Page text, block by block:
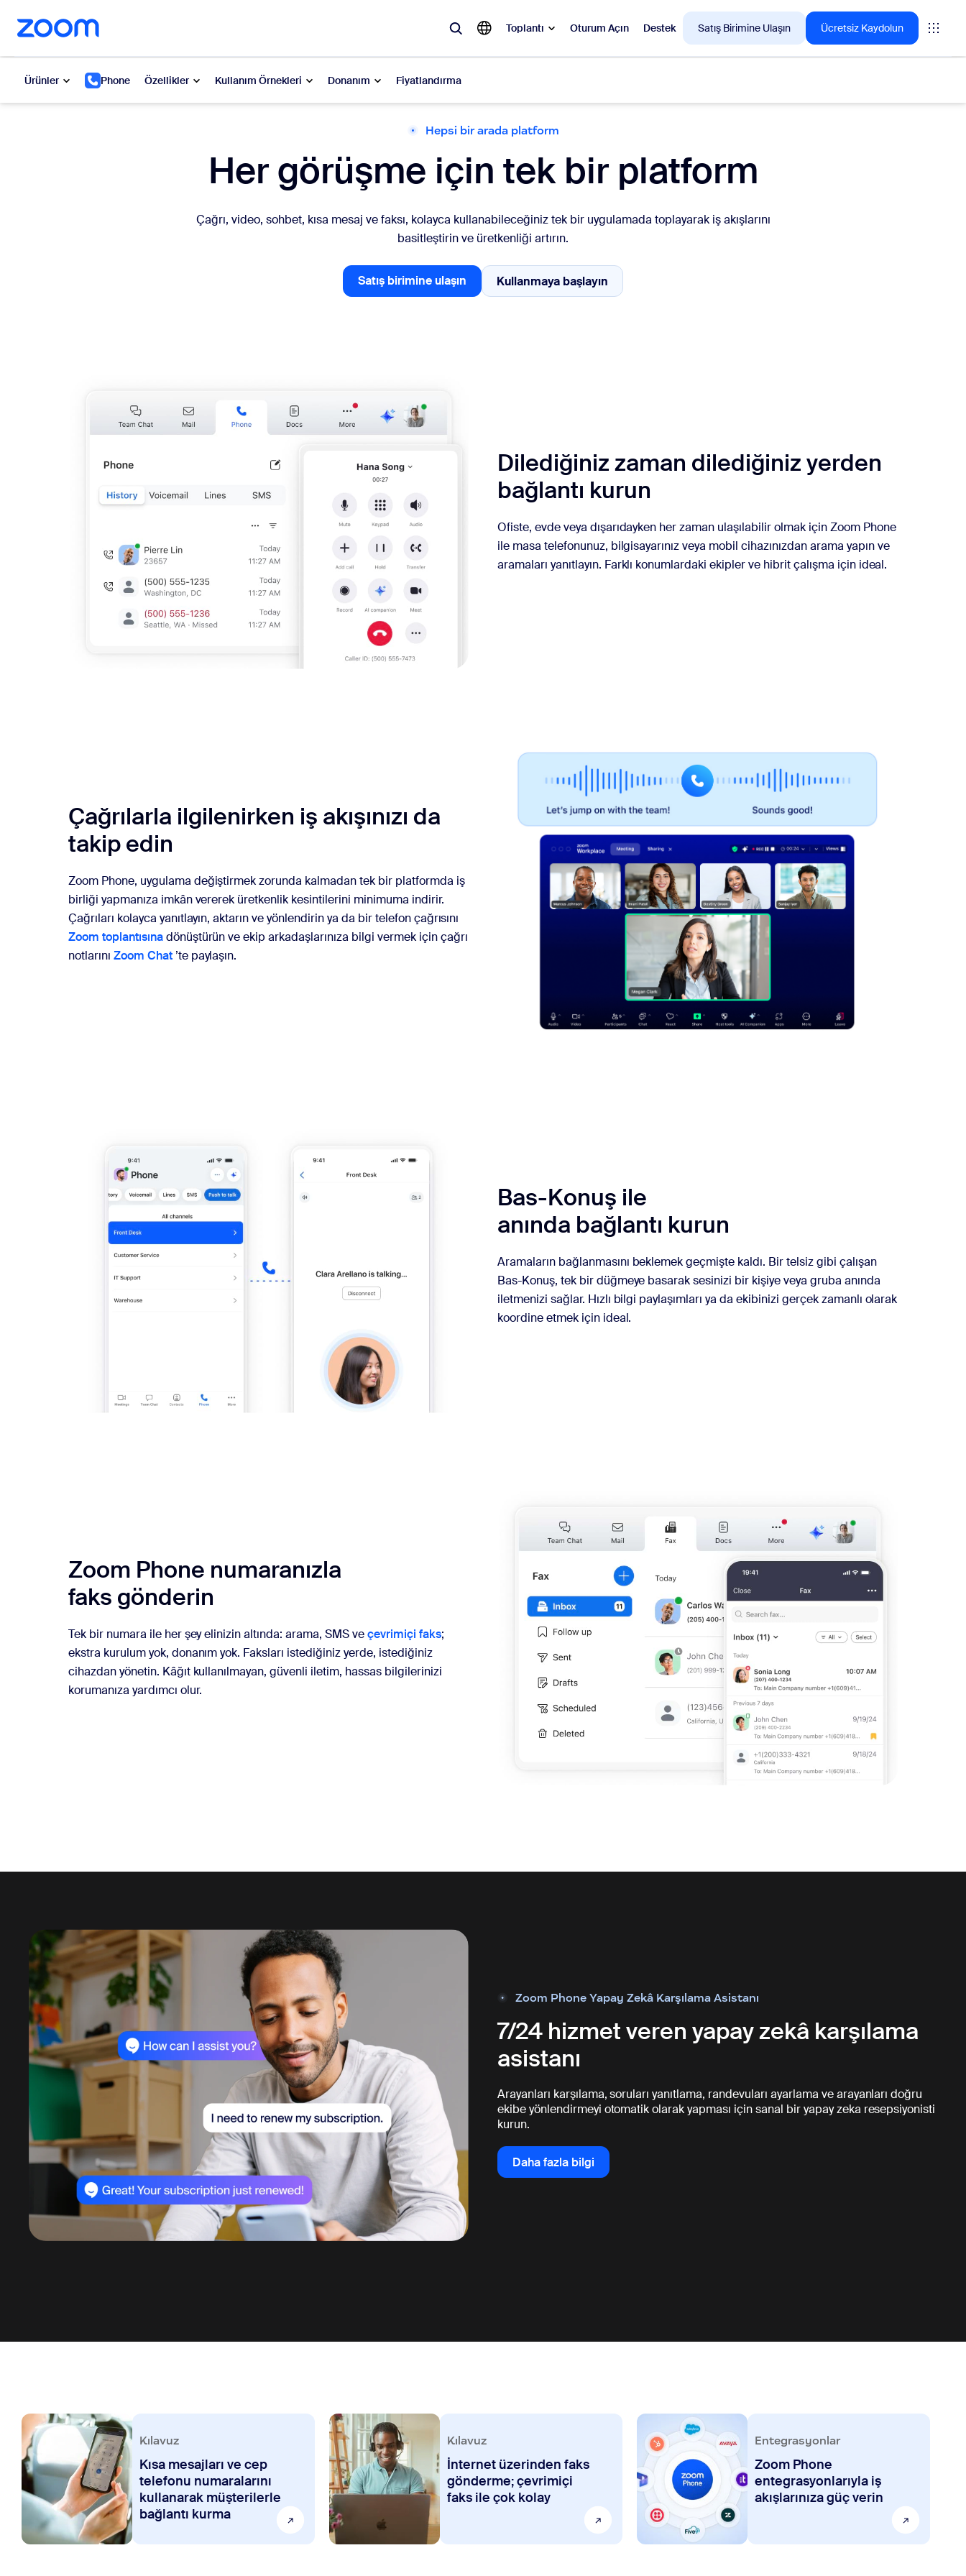
içeriğe atla
yardımına atla
Ürünler Phone Özellikler Kullanım Örnekleri Donanım Fiyatlandırma
Toplantı Oturum Açın Destek Satış Birimine Ulaşın Ücretsiz Kaydolun
Gündemde olan, ilgi gören ve ses getiren çözümler: Zoom müşterilerinin şu anda en çok tercih ettiği ürünleri keşfedin.
Masaüstüne yükleyin
İndirme Merkezi
İletişime geçin
+1.888.799.9666 / +1.888.303.1012
Hepsi bir arada platform
Her görüşme için tek bir platform
Çağrı, video, sohbet, kısa mesaj ve faksı, kolayca kullanabileceğiniz tek bir uygulamada toplayarak iş akışlarını
basitleştirin ve üretkenliği artırın.
Satış birimine ulaşın
Satış birimiyle konuşun
Kullanmaya başlayın
Kullanmaya başlayın
Dilediğiniz zaman dilediğiniz yerden
bağlantı kurun
Ofiste, evde veya dışarıdayken her zaman ulaşılabilir olmak için Zoom Phone
ile masa telefonunuz, bilgisayarınız veya mobil cihazınızdan arama yapın ve
aramaları yanıtlayın. Farklı konumlardaki ekipler ve hibrit çalışma için ideal.
Çağrılarla ilgilenirken iş akışınızı da
takip edin
Zoom Phone, uygulama değiştirmek zorunda kalmadan tek bir platformda iş
birliği yapmanıza imkân vererek üretkenlik kesintilerini minimuma indirir.
Çağrıları kolayca yanıtlayın, aktarın ve yönlendirin ya da bir telefon çağrısını
Zoom toplantısınadönüştürün ve ekip arkadaşlarınıza bilgi vermek için çağrı
notlarını Zoom Chat’te paylaşın.
Bas-Konuş ile
anında bağlantı kurun
Aramaların bağlanmasını beklemek geçmişte kaldı. Bir telsiz gibi çalışan
Bas-Konuş, tek bir düğmeye basarak sesinizi bir kişiye veya gruba anında
iletmenizi sağlar. Hızlı bilgi paylaşımları ya da ekibinizi gerçek zamanlı olarak
koordine etmek için ideal.
Zoom Phone numaranızla
faks gönderin
Tek bir numara ile her şey elinizin altında: arama, SMS veçevrimiçi faks;
ekstra kurulum yok, donanım yok. Faksları istediğiniz yerde, istediğiniz
cihazdan yönetin. Kâğıt kullanılmayan, güvenli iletim, hassas bilgilerinizi
korumanıza yardımcı olur.
Zoom Phone Yapay Zekâ Karşılama Asistanı
7/24 hizmet veren yapay zekâ karşılama
asistanı
Arayanları karşılama, soruları yanıtlama, randevuları ayarlama ve arayanları doğru
ekibe yönlendirmeyi otomatik olarak yapması için sanal bir yapay zeka resepsiyonisti
kurun.
Daha fazla bilgi
Kılavuz
Kısa mesajları ve cep
telefonu numaralarını
kullanarak müşterilerle
bağlantı kurma
Kılavuz
İnternet üzerinden faks
gönderme; çevrimiçi
faks ile çok kolay
Entegrasyonlar
Zoom Phone
entegrasyonlarıyla iş
akışlarınıza güç verin